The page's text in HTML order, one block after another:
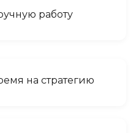
работу
на стратегию